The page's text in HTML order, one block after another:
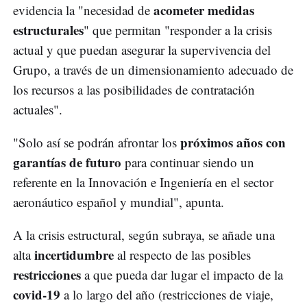
evidencia la "necesidad de acometer medidas
estructurales" que permitan "responder a la crisis
actual y que puedan asegurar la supervivencia del
Grupo, a través de un dimensionamiento adecuado de
los recursos a las posibilidades de contratación
actuales".
"Solo así se podrán afrontar los próximos años con
garantías de futuro para continuar siendo un
referente en la Innovación e Ingeniería en el sector
aeronáutico español y mundial", apunta.
A la crisis estructural, según subraya, se añade una
altaincertidumbre al respecto de las posibles
restricciones a que pueda dar lugar el impacto de la
covid‐19 a lo largo del año (restricciones de viaje,